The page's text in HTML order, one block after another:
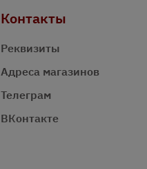
Контакты
Реквизиты
Адреса магазинов
Телеграм
ВКонтакте